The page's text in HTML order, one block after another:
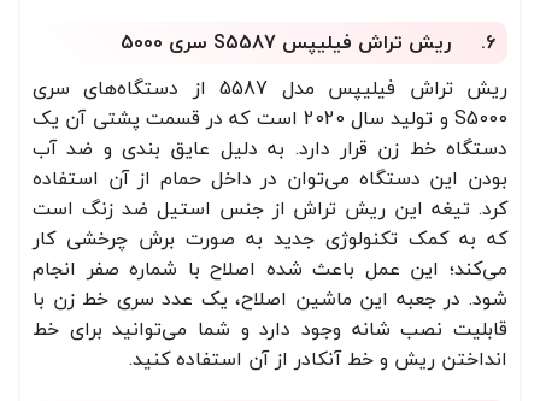
6. ریش تراش فیلیپس S5587 سری 5000
ریش تراش فیلیپس مدل 5587 از دستگاه‌های سری
S5000 و تولید سال 2020 است که در قسمت پشتی آن یک
دستگاه خط زن قرار دارد. به دلیل عایق بندی و ضد آب
بودن این دستگاه می‌توان در داخل حمام از آن استفاده
کرد. تیغه‌ این ریش تراش از جنس استیل ضد زنگ است
که به کمک تکنولوژی جدید به صورت برش چرخشی کار
می‌کند؛ این عمل باعث شده اصلاح با شماره صفر انجام
شود. در جعبه این ماشین اصلاح، یک عدد سری خط زن با
قابلیت نصب شانه وجود دارد و شما می‌توانید برای خط
انداختن ریش و خط آنکادر از آن استفاده کنید.